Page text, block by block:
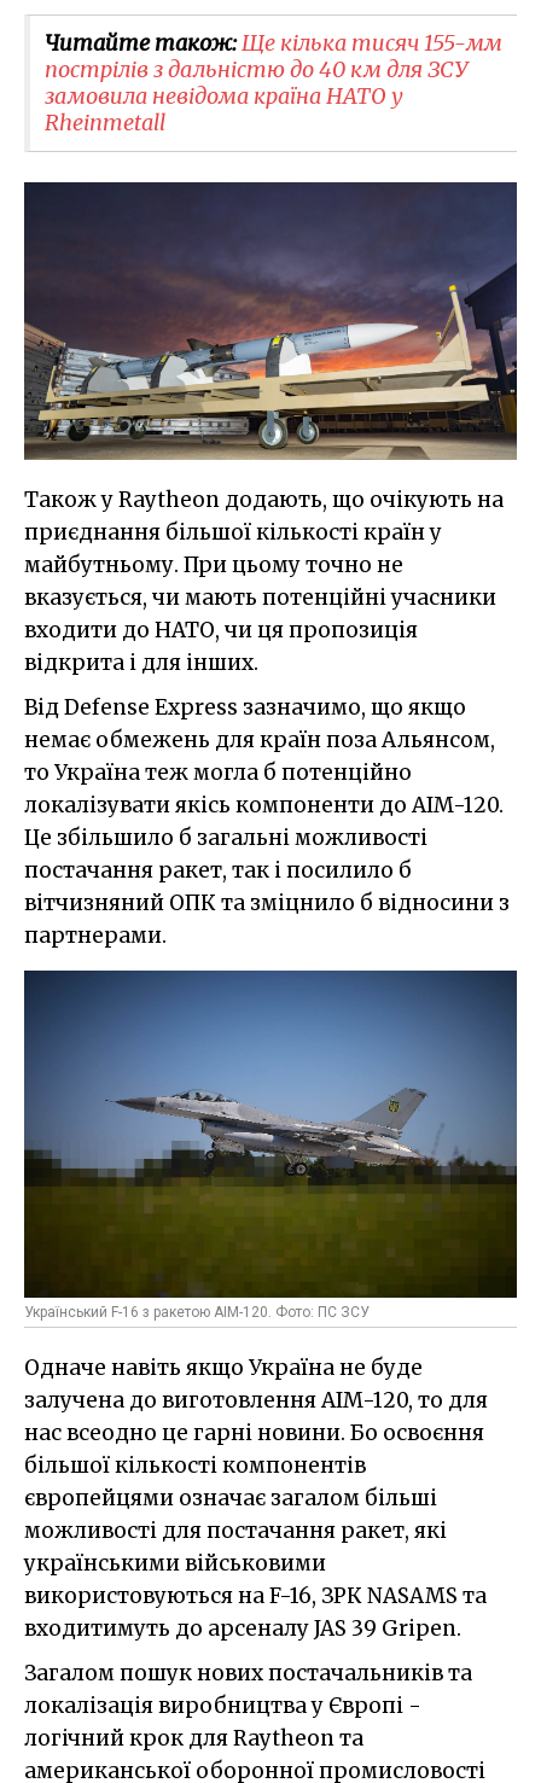
Читайте також:Ще кілька тисяч 155-мм
пострілів з дальністю до 40 км для ЗСУ
замовила невідома країна НАТО у
Rheinmetall
Також у Raytheon додають, що очікують на
приєднання більшої кількості країн у
майбутньому. При цьому точно не
вказується, чи мають потенційні учасники
входити до НАТО, чи ця пропозиція
відкрита і для інших.
Від Defense Express зазначимо, що якщо
немає обмежень для країн поза Альянсом,
то Україна теж могла б потенційно
локалізувати якісь компоненти до AIM-120.
Це збільшило б загальні можливості
постачання ракет, так і посилило б
вітчизняний ОПК та зміцнило б відносини з
партнерами.
Український F-16 з ракетою AIM-120. Фото: ПС ЗСУ
Одначе навіть якщо Україна не буде
залучена до виготовлення AIM-120, то для
нас всеодно це гарні новини. Бо освоєння
більшої кількості компонентів
європейцями означає загалом більші
можливості для постачання ракет, які
українськими військовими
використовуються на F-16, ЗРК NASAMS та
входитимуть до арсеналу JAS 39 Gripen.
Загалом пошук нових постачальників та
локалізація виробництва у Європі -
логічний крок для Raytheon та
американської оборонної промисловості